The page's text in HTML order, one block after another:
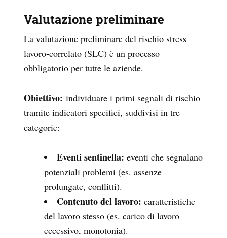
Valutazione preliminare
La valutazione preliminare del rischio stress
lavoro-correlato (SLC) è un processo
obbligatorio per tutte le aziende.
Obiettivo: individuare i primi segnali di rischio
tramite indicatori specifici, suddivisi in tre
categorie:
Eventi sentinella: eventi che segnalano
potenziali problemi (es. assenze
prolungate, conflitti).
Contenuto del lavoro: caratteristiche
del lavoro stesso (es. carico di lavoro
eccessivo, monotonia).